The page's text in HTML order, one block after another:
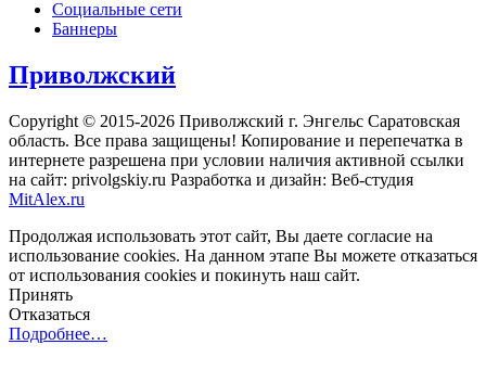
Социальные сети
Баннеры
Приволжский
Copyright © 2015-2026 Приволжский г. Энгельс Саратовская
область. Все права защищены! Копирование и перепечатка в
интернете разрешена при условии наличия активной ссылки
на сайт: privolgskiy.ru Разработка и дизайн: Веб-студия
MitAlex.ru
Продолжая использовать этот сайт, Вы даете согласие на
использование cookies. На данном этапе Вы можете отказаться
от использования cookies и покинуть наш сайт.
Принять
Отказаться
Подробнее…